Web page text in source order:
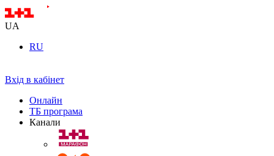
UA
RU
Вхід в кабінет
Онлайн
ТБ програма
Канали